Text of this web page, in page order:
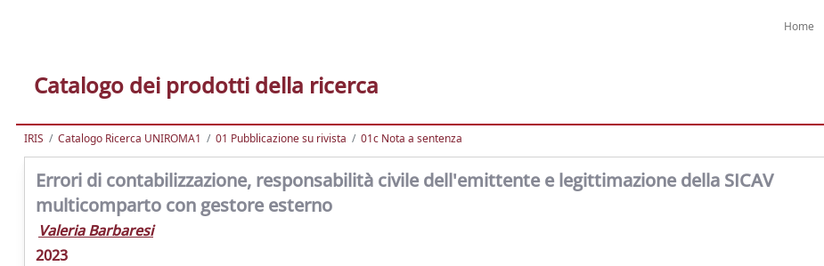
Home
Catalogo dei prodotti della ricerca
IRIS Catalogo Ricerca UNIROMA1 01 Pubblicazione su rivista 01c Nota a sentenza
Errori di contabilizzazione, responsabilità civile dell'emittente e legittimazione della SICAV
multicomparto con gestore esterno
Valeria Barbaresi
2023